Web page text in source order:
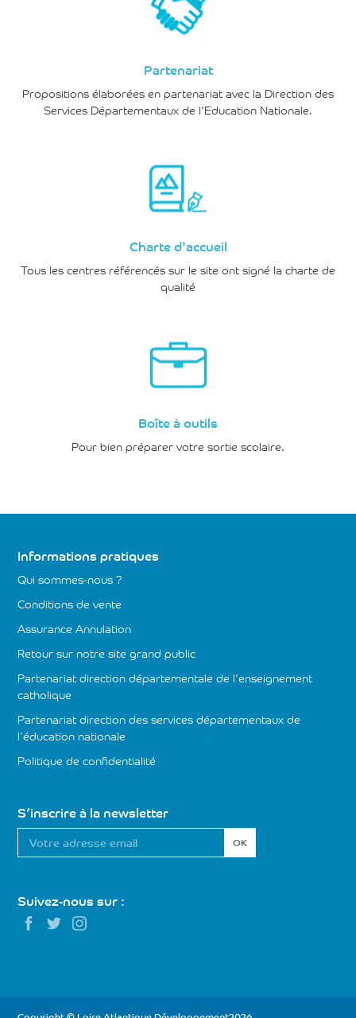
Partenariat
Propositions élaborées en partenariat avec la Direction des
Services Départementaux de l’Education Nationale.
Charte d'accueil
Tous les centres référencés sur le site ont signé la charte de
qualité
Boîte à outils
Pour bien préparer votre sortie scolaire.
Informations pratiques
Qui sommes-nous ?
Conditions de vente
Assurance Annulation
Retour sur notre site grand public
Partenariat direction départementale de l’enseignement
catholique
Partenariat direction des services départementaux de
l’éducation nationale
Politique de confidentialité
S’inscrire à la newsletter
Votre
adresse
email *
Suivez-nous sur :